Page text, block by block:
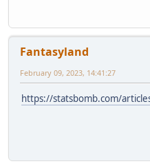
Fantasyland
February 09, 2023, 14:41:27
https://statsbomb.com/